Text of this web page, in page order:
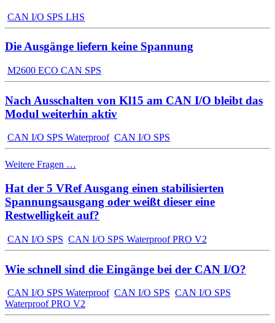
CAN I/O SPS LHS
Die Ausgänge liefern keine Spannung
M2600 ECO CAN SPS
Nach Ausschalten von Kl15 am CAN I/O bleibt das
Modul weiterhin aktiv
CAN I/O SPS Waterproof CAN I/O SPS
Weitere Fragen …
Hat der 5 VRef Ausgang einen stabilisierten
Spannungsausgang oder weißt dieser eine
Restwelligkeit auf?
CAN I/O SPS CAN I/O SPS Waterproof PRO V2
Wie schnell sind die Eingänge bei der CAN I/O?
CAN I/O SPS Waterproof CAN I/O SPS CAN I/O SPS
Waterproof PRO V2